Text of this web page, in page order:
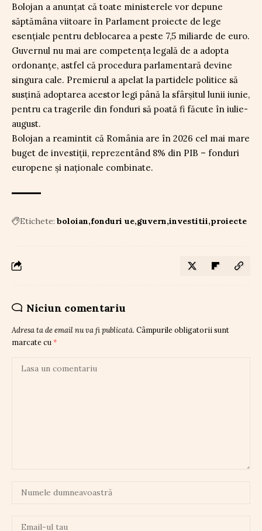
Bolojan a anunțat că toate ministerele vor depune
săptămâna viitoare în Parlament proiecte de lege
esențiale pentru deblocarea a peste 7,5 miliarde de euro.
Guvernul nu mai are competența legală de a adopta
ordonanțe, astfel că procedura parlamentară devine
singura cale. Premierul a apelat la partidele politice să
susțină adoptarea acestor legi până la sfârșitul lunii iunie,
pentru ca tragerile din fonduri să poată fi făcute în iulie-
august.
Bolojan a reamintit că România are în 2026 cel mai mare
buget de investiții, reprezentând 8% din PIB – fonduri
europene și naționale combinate.
Etichete: boloian fonduri ue guvern investitii proiecte
Niciun comentariu
Adresa ta de email nu va fi publicată. Câmpurile obligatorii sunt
marcate cu *